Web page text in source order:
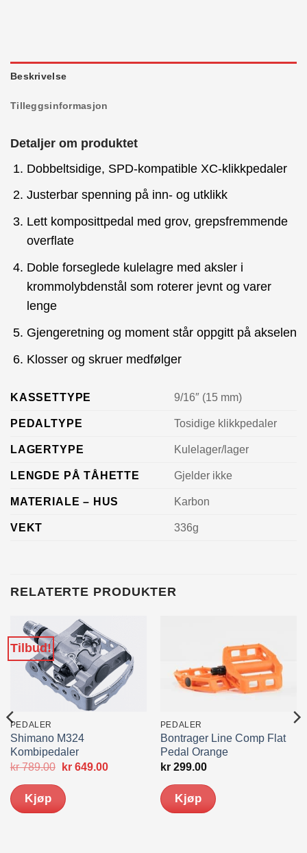
Beskrivelse
Tilleggsinformasjon
Detaljer om produktet
Dobbeltsidige, SPD-kompatible XC-klikkpedaler
Justerbar spenning på inn- og utklikk
Lett komposittpedal med grov, grepsfremmende
overflate
Doble forseglede kulelagre med aksler i
krommolybdenstål som roterer jevnt og varer
lenge
Gjengeretning og moment står oppgitt på akselen
Klosser og skruer medfølger
KASSETTYPE 9/16″ (15 mm)
PEDALTYPE Tosidige klikkpedaler
LAGERTYPE Kulelager/lager
LENGDE PÅ TÅHETTE Gjelder ikke
MATERIALE – HUS Karbon
VEKT 336g
RELATERTE PRODUKTER
Tilbud!
PEDALER
Shimano M324
Kombipedaler
kr789.00
Opprinnelig
var:
kr 789.00.
kr649.00Nåværende
Kjøp
PEDALER
Bontrager Line Comp Flat
Pedal Orange
kr299.00
Kjøp